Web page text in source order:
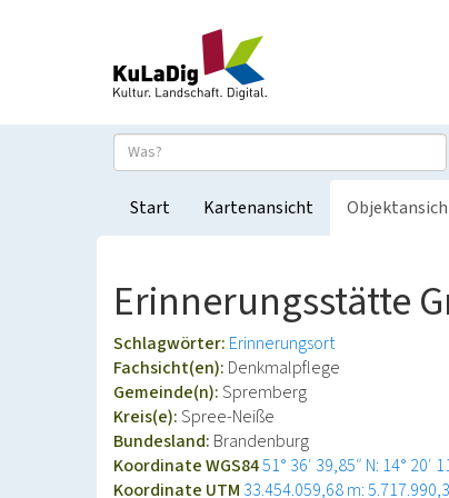
Start Kartenansicht
Erinnerungsstätte
Schlagwörter: Erinnerungsort
Fachsicht(en): Denkmalpflege
Gemeinde(n):Spremberg
Kreis(e):Spree-Neiße
Bundesland: Brandenburg
Koordinate WGS8451° 36′ 39,85″ N: 14° 20′
Koordinate UTM 33.454.059,68 m: